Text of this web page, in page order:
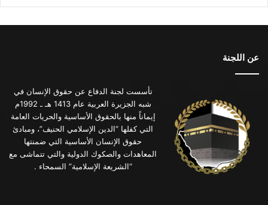
عن اللجنة
تأسست لجنة الدفاع عن حقوق الإنسان في
شبه الجزيرة العربية عام 1413 هـ ـ 1992م
إيماناً منها بالحقوق الأساسية والحريات العامة
التي كفلها “الدين الإسلامي الحنيف”، ومبادئ
حقوق الإنسان الأساسية التي ضمنتها
المعاهدات والصكوك الدولية والتي تتماشى مع
“الشريعة الإسلامية” السمحاء .